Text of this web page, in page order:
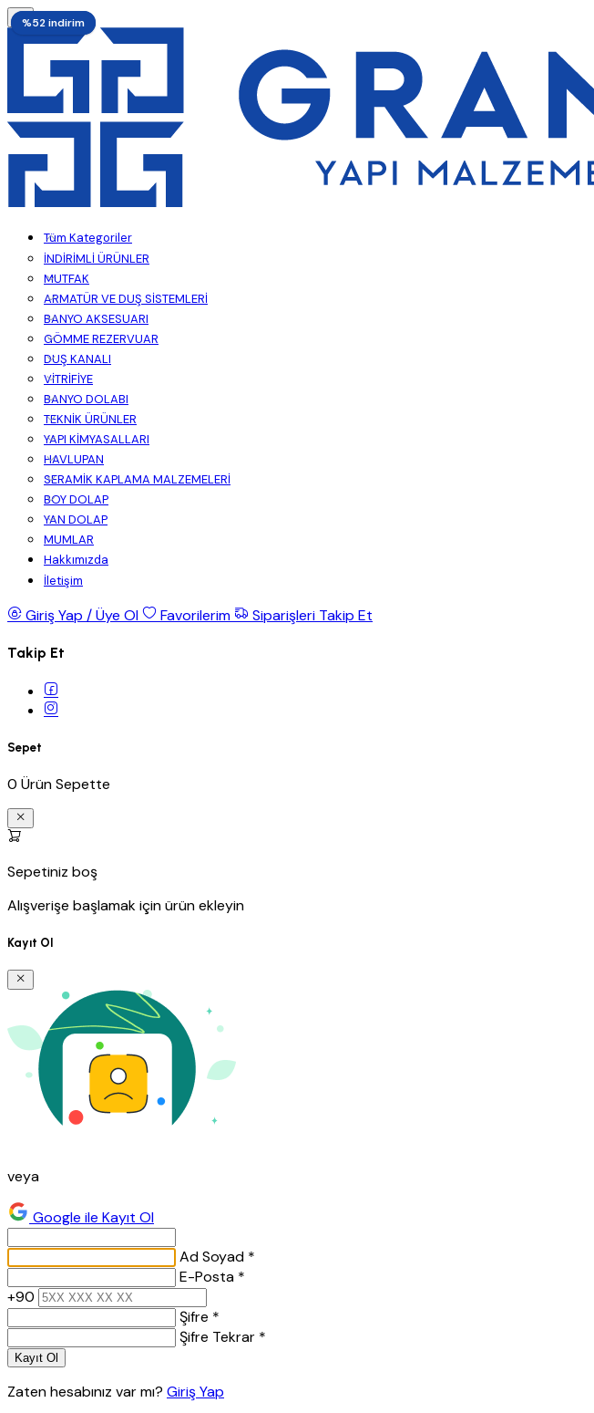
Tüm Kategoriler
İNDİRİMLİ ÜRÜNLER
MUTFAK
ARMATÜR VE DUŞ SİSTEMLERİ
BANYO AKSESUARI
GÖMME REZERVUAR
DUŞ KANALI
VİTRİFİYE
BANYO DOLABI
TEKNİK ÜRÜNLER
YAPI KİMYASALLARI
HAVLUPAN
SERAMİK KAPLAMA MALZEMELERİ
BOY DOLAP
YAN DOLAP
MUMLAR
Hakkımızda
İletişim
Giriş Yap / Üye Ol Favorilerim Siparişleri Takip Et
Takip Et
Sepet
0 Ürün Sepette
Sepetiniz boş
Alışverişe başlamak için ürün ekleyin
Kayıt Ol
veya
Google ile Kayıt Ol
Ad Soyad *
E-Posta *
+90
Şifre *
Şifre Tekrar *
Kayıt Ol
Zaten hesabınız var mı? Giriş Yap
%52 indirim
%52 indirim